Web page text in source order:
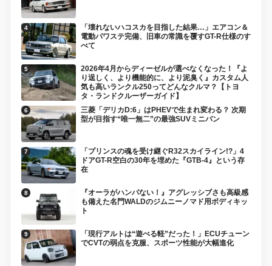
「壊れないハコスカを目指した結果…」エアコン＆
電動パワステ完備、旧車の常識を覆すGT-R仕様のす
べて
2026年4月からディーゼルが選べなくなった！『よ
り逞しく、より機能的に、より泥臭く』カスタム人
気も高いランクル250ってどんなクルマ？【トヨ
タ・ランドクルーザーガイド】
三菱「デリカD:6」はPHEVで生まれ変わる？ 次期
型が目指す“唯一無二”の最強SUVミニバン
「プリンスの魂を受け継ぐR32スカイライン!?」4
ドアGT-R空白の30年を埋めた『GTB-4』という存
在
『オーラがハンパない！』アグレッシブさも高級感
も備えた名門WALDのジムニーノマド用ボディキッ
ト
「現行アルトは“遊べる軽”だった！」ECUチューン
でCVTの弱点を克服、スポーツ性能が大幅進化